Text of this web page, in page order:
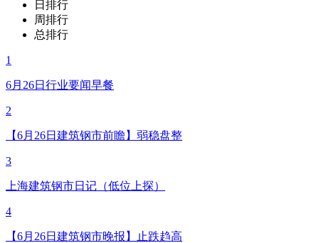
日排行
周排行
总排行
1
6月26日行业要闻早餐
2
【6月26日建筑钢市前瞻】弱稳盘整
3
上海建筑钢市日记（低位上探）
4
【6月26日建筑钢市晚报】止跌趋高